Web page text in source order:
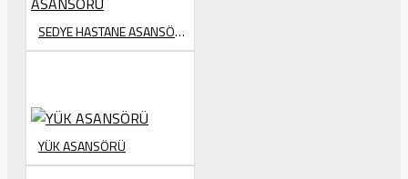
SEDYE HASTANE ASANSÖRÜ
YÜK ASANSÖRÜ